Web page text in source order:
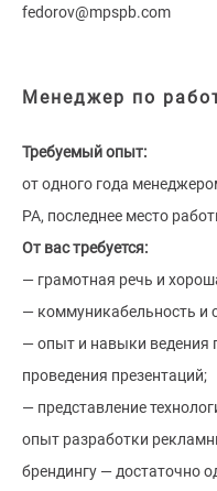
fedorov@mpspb.com
Менеджер по
Требуемый опыт:
от одного года
РА, последнее место
От вас требуется:
— грамотная речь и
— коммуникабельность и
— опыт и навыки ведения
проведения презентаций;
— представление
опыт разработки
брендингу — достаточно